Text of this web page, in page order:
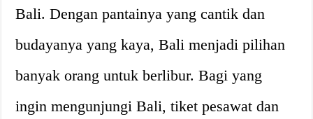
Bali. Dengan pantainya yang cantik dan
budayanya yang kaya, Bali menjadi pilihan
banyak orang untuk berlibur. Bagi yang
ingin mengunjungi Bali, tiket pesawat dan